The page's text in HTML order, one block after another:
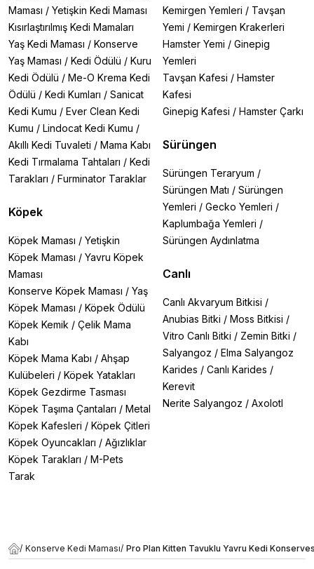
Maması / Yetişkin Kedi Maması
Kısırlaştırılmış Kedi Mamaları
Yaş Kedi Maması / Konserve
Yaş Maması / Kedi Ödülü / Kuru
Kedi Ödülü / Me-O Krema Kedi
Ödülü / Kedi Kumları / Sanicat
Kedi Kumu / Ever Clean Kedi
Kumu / Lindocat Kedi Kumu /
Akıllı Kedi Tuvaleti / Mama Kabı
Kedi Tırmalama Tahtaları / Kedi
Tarakları / Furminator Taraklar
Köpek
Köpek Maması / Yetişkin
Köpek Maması / Yavru Köpek
Maması
Konserve Köpek Maması / Yaş
Köpek Maması / Köpek Ödülü
Köpek Kemik / Çelik Mama
Kabı
Köpek Mama Kabı / Ahşap
Kulübeleri / Köpek Yatakları
Köpek Gezdirme Tasması
Köpek Taşıma Çantaları / Metal
Köpek Kafesleri / Köpek Çitleri
Köpek Oyuncakları / Ağızlıklar
Köpek Tarakları / M-Pets
Tarak
Kemirgen Yemleri / Tavşan
Yemi / Kemirgen Krakerleri
Hamster Yemi / Ginepig
Yemleri
Tavşan Kafesi / Hamster
Kafesi
Ginepig Kafesi / Hamster Çarkı
Sürüngen
Sürüngen Teraryum /
Sürüngen Matı / Sürüngen
Yemleri / Gecko Yemleri /
Kaplumbağa Yemleri /
Sürüngen Aydınlatma
Canlı
Canlı Akvaryum Bitkisi /
Anubias Bitki / Moss Bitkisi /
Vitro Canlı Bitki / Zemin Bitki /
Salyangoz / Elma Salyangoz
Karides / Canlı Karides /
Kerevit
Nerite Salyangoz / Axolotl
/ Konserve Kedi Maması/ Pro Plan Kitten Tavuklu Yavru Kedi